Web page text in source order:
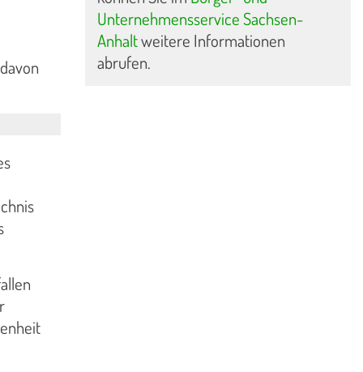
Unternehmensservice Sachsen-
Anhaltweitere Informationen
abrufen.